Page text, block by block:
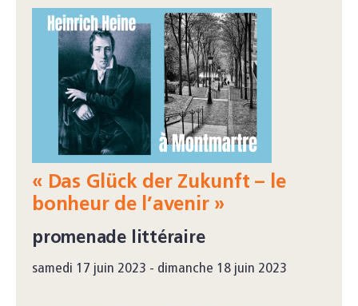
« Das Glück der Zukunft – le
bonheur de l’avenir »
promenade littéraire
samedi 17 juin 2023 - dimanche 18 juin 2023